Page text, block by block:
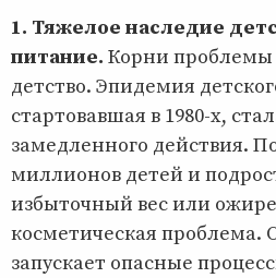
1. Тяжелое наследие
питание. Корни проблемы
детство. Эпидемия
стартовавшая в 1980-х,
замедленного действия.
миллионов детей и
избыточный вес или
косметическая
запускает опасные